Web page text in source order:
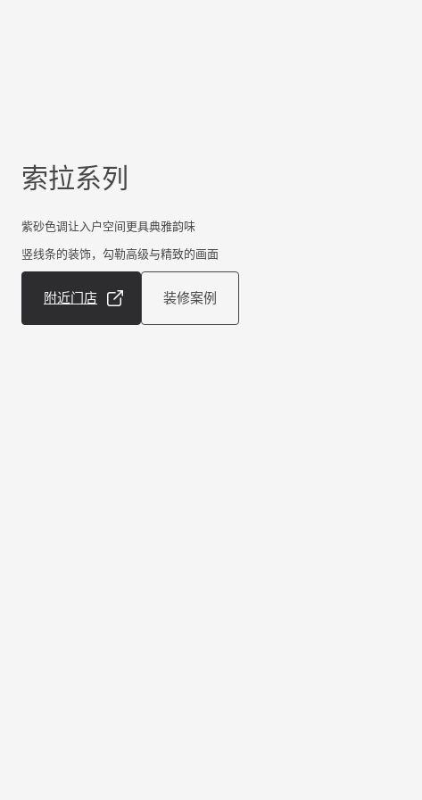
索拉系列
紫砂色调让入户空间更具典雅韵味
竖线条的装饰，勾勒高级与精致的画面
附近门店 装修案例